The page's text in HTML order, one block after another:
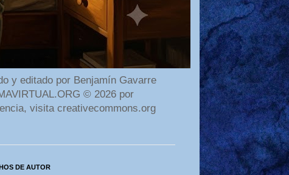
y editado por Benjamín Gavarre
© 2026 por
visita creativecommons.org
DE AUTOR